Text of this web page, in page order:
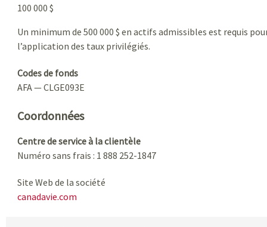
100 000 $
Un minimum de 500 000 $ en actifs admissibles est requis
l’application des taux privilégiés.
Codes de fonds
AFA — CLGE093E
Coordonnées
Centre de service à la clientèle
Numéro sans frais : 1 888 252-1847
Site Web de la société
canadavie.com